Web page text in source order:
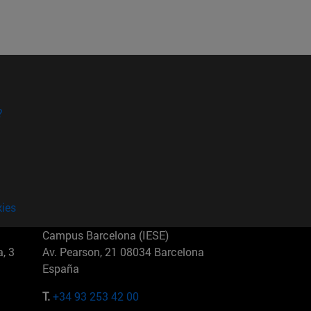
3
Campus Barcelona (IESE)
Av. Pearson, 21 08034 Barcelona
España
T.+34 93 253 42 00